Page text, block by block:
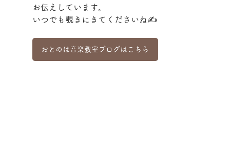
お伝えしています。
いつでも覗きにきてくださいね✍️
おとのは音楽教室ブログはこちら